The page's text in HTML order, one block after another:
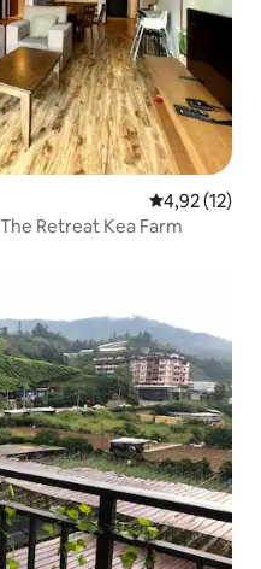
Évaluation
4,92 (12)
Retreat Kea Farm